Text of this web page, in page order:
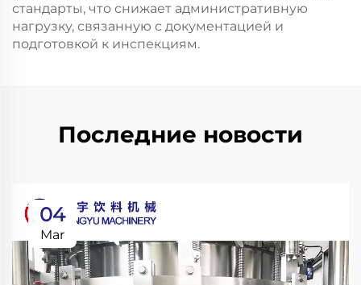
стандарты, что снижает административную
нагрузку, связанную с документацией и
подготовкой к инспекциям.
Последние новости
04
Mar